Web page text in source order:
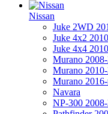
Nissan
Juke 2WD
Juke 4x2
Juke 4x4
Murano
Murano
Murano 2016-
Navara
NP-300